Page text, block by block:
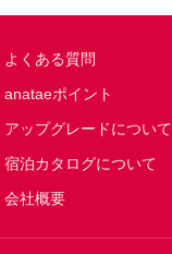
よくある質問
anataeポイント
アップグレードについて
宿泊カタログについて
会社概要